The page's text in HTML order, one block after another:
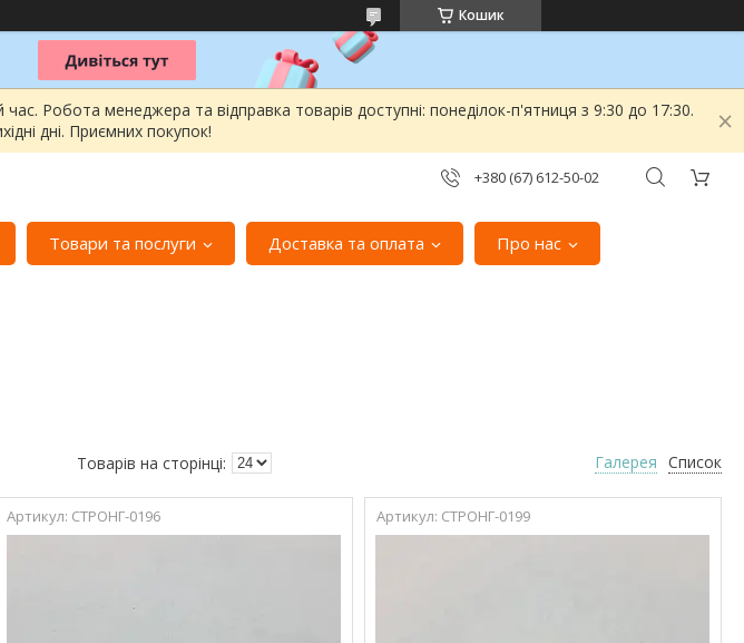
Кошик
Робота менеджера та відправка товарів доступні: понеділок-п'ятниця з 9:30 до 17:30.
дні. Приємних покупок!
+380 (67) 612-50-02
Товари та послуги Доставка та оплата
Про нас
Галерея Список
СТРОНГ-0196 СТРОНГ-0199